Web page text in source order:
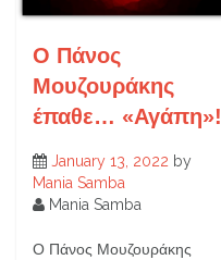
Ο Πάνος
Μουζουράκης
έπαθε… «Αγάπη»!
January 13, 2022 by
Mania Samba
Mania Samba
Ο Πάνος Μουζουράκης